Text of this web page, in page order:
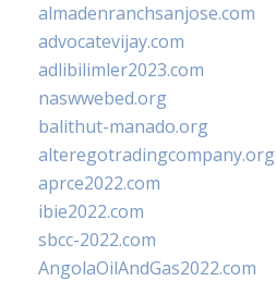
almadenranchsanjose.com
advocatevijay.com
adlibilimler2023.com
naswwebed.org
balithut-manado.org
alteregotradingcompany.org
aprce2022.com
ibie2022.com
sbcc-2022.com
AngolaOilAndGas2022.com